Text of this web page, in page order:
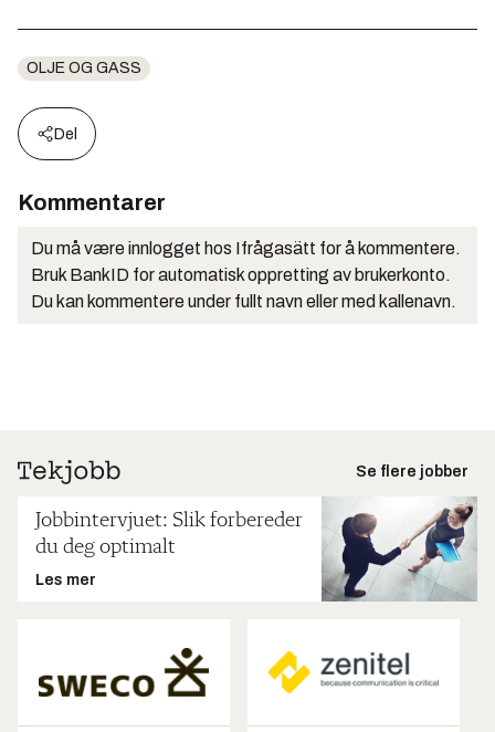
OLJE OG GASS
Del
Kommentarer
Du må være innlogget hos Ifrågasätt for å kommentere.
Bruk BankID for automatisk oppretting av brukerkonto.
Du kan kommentere under fullt navn eller med kallenavn.
Se flere jobber
Jobbintervjuet: Slik forbereder
du deg optimalt
Les mer